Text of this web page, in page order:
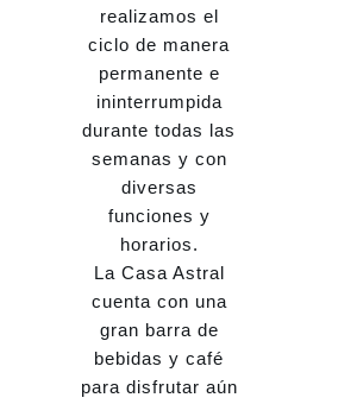
realizamos el
ciclo de manera
permanente e
ininterrumpida
durante todas las
semanas y con
diversas
funciones y
horarios.
La Casa Astral
cuenta con una
gran barra de
bebidas y café
para disfrutar aún